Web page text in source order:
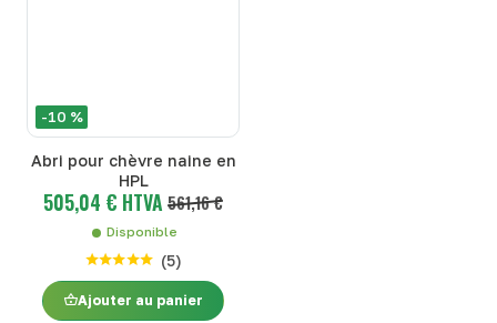
-10 %
Abri pour chèvre naine en
HPL
505,04 € HTVA 561,16 €
Disponible
(5)
Ajouter au panier